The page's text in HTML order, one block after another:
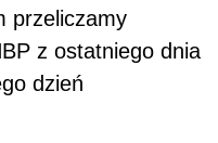
przeliczamy
z ostatniego dnia
dzień